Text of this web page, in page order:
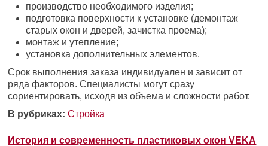
производство необходимого изделия;
подготовка поверхности к установке (демонтаж
старых окон и дверей, зачистка проема);
монтаж и утепление;
установка дополнительных элементов.
Срок выполнения заказа индивидуален и зависит от
ряда факторов. Специалисты могут сразу
сориентировать, исходя из объема и сложности работ.
В рубриках: Стройка
История и современность пластиковых окон VEKA